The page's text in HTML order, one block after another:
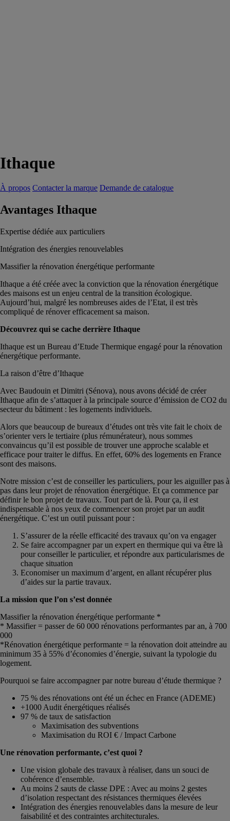
Ithaque
À propos Contacter la marque Demande de catalogue
Avantages Ithaque
Expertise dédiée aux particuliers
Intégration des énergies renouvelables
Massifier la rénovation énergétique performante
Ithaque a été créée avec la conviction que la rénovation énergétique
des maisons est un enjeu central de la transition écologique.
Aujourd’hui, malgré les nombreuses aides de l’Etat, il est très
compliqué de rénover efficacement sa maison.
Découvrez qui se cache derrière Ithaque
Ithaque est un Bureau d’Etude Thermique engagé pour la rénovation
énergétique performante.
La raison d’être d’Ithaque
Avec Baudouin et Dimitri (Sénova), nous avons décidé de créer
Ithaque afin de s’attaquer à la principale source d’émission de CO2 du
secteur du bâtiment : les logements individuels.
Alors que beaucoup de bureaux d’études ont très vite fait le choix de
s’orienter vers le tertiaire (plus rémunérateur), nous sommes
convaincus qu’il est possible de trouver une approche scalable et
efficace pour traiter le diffus. En effet, 60% des logements en France
sont des maisons.
Notre mission c’est de conseiller les particuliers, pour les aiguiller pas à
pas dans leur projet de rénovation énergétique. Et ça commence par
définir le bon projet de travaux. Tout part de là. Pour ça, il est
indispensable à nos yeux de commencer son projet par un audit
énergétique. C’est un outil puissant pour :
S’assurer de la réelle efficacité des travaux qu’on va engager
Se faire accompagner par un expert en thermique qui va être là
pour conseiller le particulier, et répondre aux particularismes de
chaque situation
Economiser un maximum d’argent, en allant récupérer plus
d’aides sur la partie travaux.
La mission que l’on s’est donnée
Massifier la rénovation énergétique performante *
* Massifier = passer de 60 000 rénovations performantes par an, à 700
000
*Rénovation énergétique performante = la rénovation doit atteindre au
minimum 35 à 55% d’économies d’énergie, suivant la typologie du
logement.
Pourquoi se faire accompagner par notre bureau d’étude thermique ?
75 % des rénovations ont été un échec en France (ADEME)
+1000 Audit énergétiques réalisés
97 % de taux de satisfaction
Maximisation des subventions
Maximisation du ROI € / Impact Carbone
Une rénovation performante, c’est quoi ?
Une vision globale des travaux à réaliser, dans un souci de
cohérence d’ensemble.
Au moins 2 sauts de classe DPE : Avec au moins 2 gestes
d’isolation respectant des résistances thermiques élevées
Intégration des énergies renouvelables dans la mesure de leur
faisabilité et des contraintes architecturales.